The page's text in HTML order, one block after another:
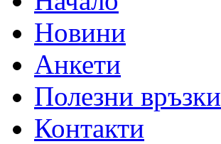
Новини
Анкети
Полезни връзки
Контакти